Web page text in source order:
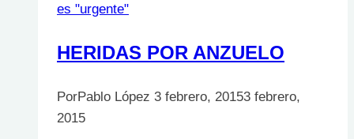
es "urgente"
HERIDAS POR ANZUELO
PorPablo López 3 febrero, 20153 febrero,
2015